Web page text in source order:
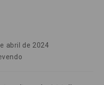
abril de 2024